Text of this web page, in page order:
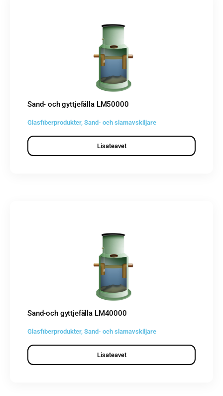
Sand- och gyttjefälla LM50000
Glasfiberprodukter, Sand- och slamavskiljare
Lisateavet
Sand-och gyttjefälla LM40000
Glasfiberprodukter, Sand- och slamavskiljare
Lisateavet